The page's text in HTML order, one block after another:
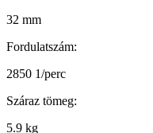
32 mm
Fordulatszám:
2850 1/perc
Száraz tömeg:
5.9 kg